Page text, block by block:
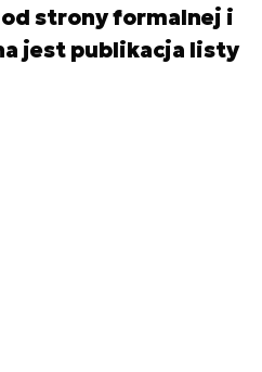
od strony formalnej i
jest publikacja listy